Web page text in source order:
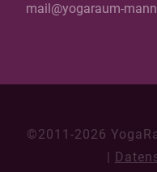
mail@yogaraum-
©2011-2026
|